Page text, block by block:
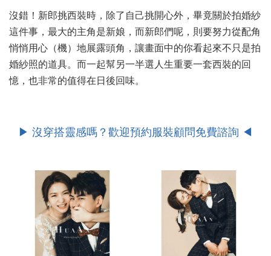
沒錯！新郎挑西裝時，除了自己挑開心外，畢竟關於拍婚紗
這件事，最大的主角是新娘，而新郎們呢，則要努力從配角
悄悄用心（機）地展露頭角，讓畫面中的你看起來不只是拍
婚紗照的道具。而一起幫另一半選人生重要一套西裝的回
憶，也非常的值得在日後回味。
▶ 沒穿搭靈感嗎？歡迎預約服裝顧問免費諮詢 ◀